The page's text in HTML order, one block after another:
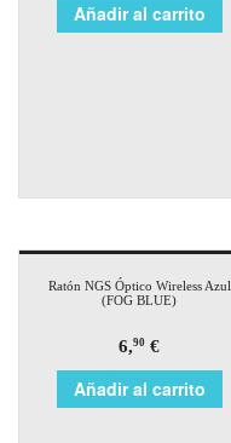
Añadir al carrito
Ratón NGS Óptico Wireless Azul
(FOG BLUE)
6,90 €
Añadir al carrito